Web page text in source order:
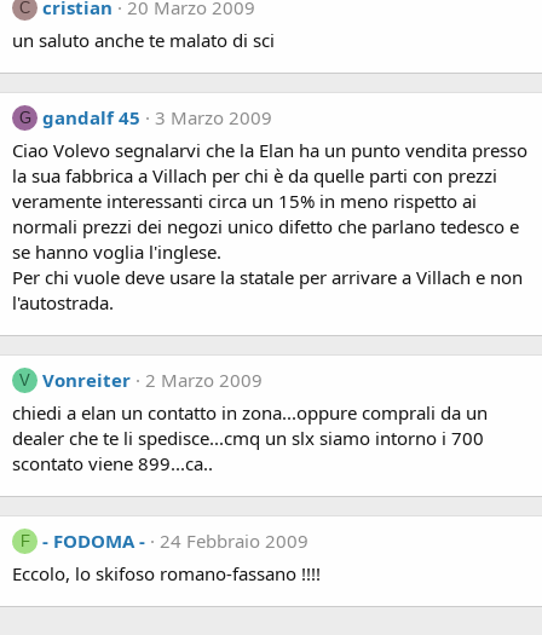
C cristian
20 Marzo 2009
un saluto anche te malato di sci
G gandalf 45
3 Marzo 2009
Ciao Volevo segnalarvi che la Elan ha un punto vendita presso
la sua fabbrica a Villach per chi è da quelle parti con prezzi
veramente interessanti circa un 15% in meno rispetto ai
normali prezzi dei negozi unico difetto che parlano tedesco e
se hanno voglia l'inglese.
Per chi vuole deve usare la statale per arrivare a Villach e non
l'autostrada.
V Vonreiter 2 Marzo 2009
chiedi a elan un contatto in zona...oppure comprali da un
dealer che te li spedisce...cmq un slx siamo intorno i 700
scontato viene 899...ca..
F - FODOMA - 24 Febbraio 2009
Eccolo, lo skifoso romano-fassano !!!!